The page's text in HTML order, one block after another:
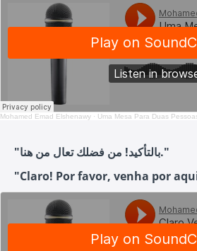
Mohamed Emad Elshenawy · Uma Mesa Para Duas
"بالتأكيد! من فضلك تعال من هنا."
"Claro! Por favor, venha por